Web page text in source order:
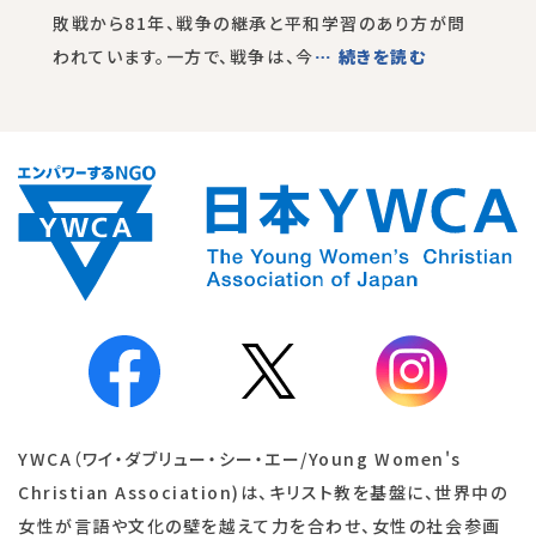
敗戦から81年、戦争の継承と平和学習のあり方が問
われています。一方で、戦争は、今… 続きを読む
YWCA（ワイ・ダブリュー・シー・エー/Young Women's
Christian Association)は、キリスト教を基盤に、世界中の
女性が言語や文化の壁を越えて力を合わせ、女性の社会参画